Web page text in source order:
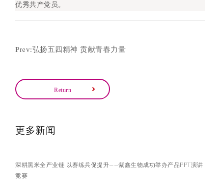
优秀共产党员。
Prev:弘扬五四精神 贡献青春力量
Return
更多新闻
深耕黑米全产业链 以赛练兵促提升——紫鑫生物成功举办产品PPT演讲
竞赛